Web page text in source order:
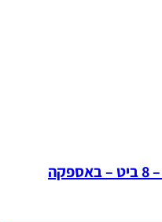
משקפי שמש מיינקראפט – 8 ביט – באספקה